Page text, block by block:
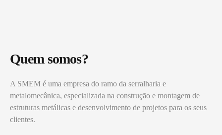
Quem somos?
A SMEM é uma empresa do ramo da serralharia e
metalomecânica, especializada na construção e montagem de
estruturas metálicas e desenvolvimento de projetos para os seus
clientes.